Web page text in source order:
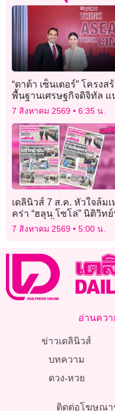
“ดาต้า เซ็นเตอร์” โครงส
พื้นฐานเศรษฐกิจดิจิทัล แ
เพิ่มทักษะสำคัญ
7 สิงหาคม 2569 6:35 น.
เดลินิวส์ 7 ส.ค. หัวใจล้มเ
คร่า “ฮลุน โซโล่” นิติวิทย์
ยัน ยังไม่ทิ้งปมสารพิษ-
7 สิงหาคม 2569 5:00 น.
อ่านควา
ข่าวเดลินิวส์
บทความ
ดวง-หวย
ติดต่อโฆษณา